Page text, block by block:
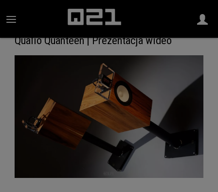
Qualio Quanteen | Prezentacja wideo